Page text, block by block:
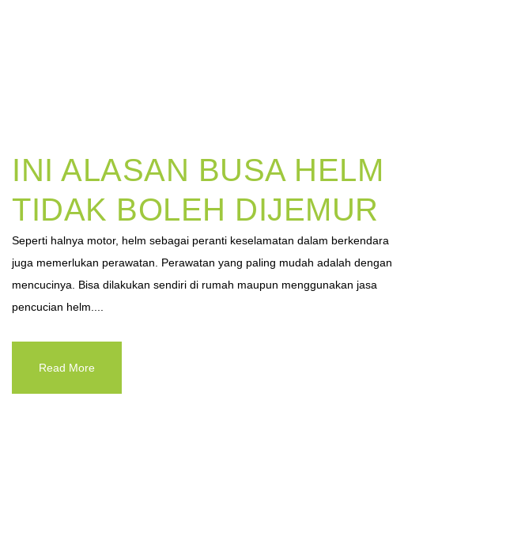
INI ALASAN BUSA HELM
TIDAK BOLEH DIJEMUR
Seperti halnya motor, helm sebagai peranti keselamatan dalam berkendara
juga memerlukan perawatan. Perawatan yang paling mudah adalah dengan
mencucinya. Bisa dilakukan sendiri di rumah maupun menggunakan jasa
pencucian helm....
Read More